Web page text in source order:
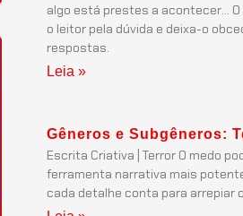
algo está prestes a acontecer…
o leitor pela dúvida e deixa-o
respostas.
Leia »
Gêneros e Subgêneros:
Escrita Criativa | Terror O medo
ferramenta narrativa mais
cada detalhe conta para arrepiar